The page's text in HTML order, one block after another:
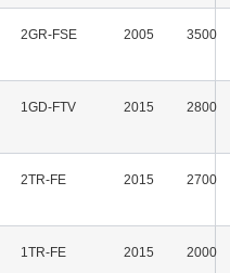
2GR-FSE 2005 3500
1GD-FTV 2015 2800
2TR-FE 2015 2700
1TR-FE 2015 2000